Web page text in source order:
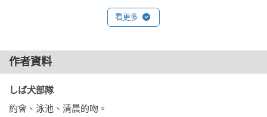
看更多
作者資料
しば犬部隊
約會、泳池、清晨的吻。